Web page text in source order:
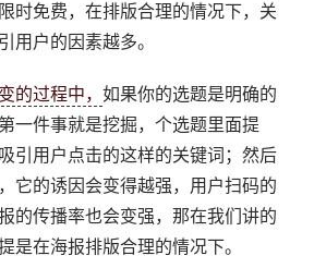
时免费，在排版合理的情况下，关
用户的因素越多。
的过程中，如果你的选题是明确的
一件事就是挖掘，个选题里面提
引用户点击的这样的关键词；然后
它的诱因会变得越强，用户扫码的
的传播率也会变强，那在我们讲的
是在海报排版合理的情况下。